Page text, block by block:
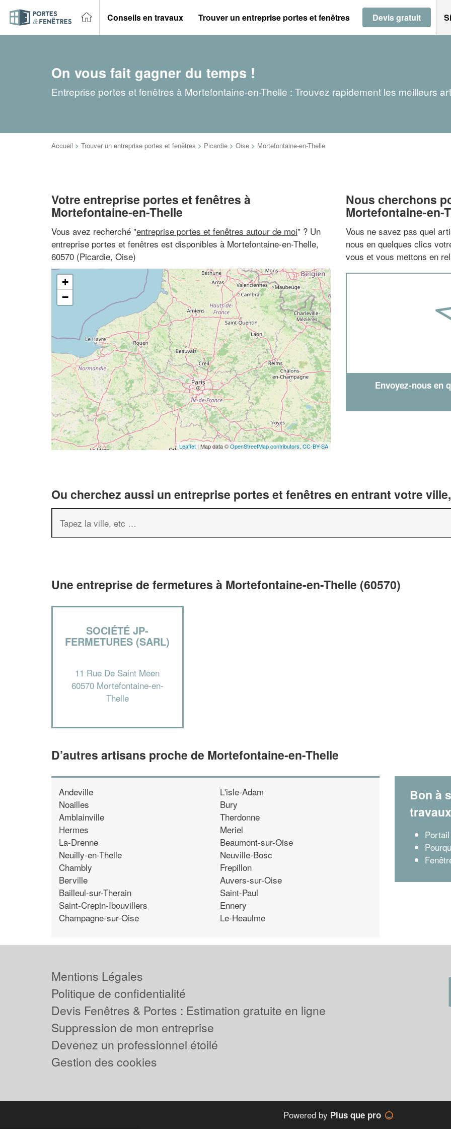
Conseils en travaux Trouver un entreprise portes et fenêtres Devis gratuit
On vous fait gagner du temps !
Entreprise portes et fenêtres à Mortefontaine-en-Thelle : Trouvez rapidement les meilleurs
Accueil > Trouver un entreprise portes et fenêtres > Picardie > Oise > Mortefontaine-en-Thelle
Votre entreprise portes et fenêtres à
Mortefontaine-en-Thelle
Vous avez recherché "entreprise portes et fenêtres autour de moi" ? Un
entreprise portes et fenêtres est disponibles à Mortefontaine-en-Thelle,
60570 (Picardie, Oise)
+
−
Leaflet | Map data ©OpenStreetMap contributors, CC-BY-SA
Nous cherchons
Mortefontaine-en-
Vous ne savez pas quel
nous en quelques clics
vous et vous mettons en
Envoyez-nous en
Ou cherchez aussi un entreprise portes et fenêtres en entrant votre
Une entreprise de fermetures à Mortefontaine-en-Thelle (60570)
SOCIÉTÉ JP-
FERMETURES (SARL)
11 Rue De Saint Meen
60570 Mortefontaine-en-
Thelle
D’autres artisans proche de Mortefontaine-en-Thelle
Andeville
Noailles
Amblainville
Hermes
La-Drenne
Neuilly-en-Thelle
Chambly
Berville
Bailleul-sur-Therain
Saint-Crepin-Ibouvillers
Champagne-sur-Oise
L'isle-Adam
Bury
Therdonne
Meriel
Beaumont-sur-Oise
Neuville-Bosc
Frepillon
Auvers-sur-Oise
Saint-Paul
Ennery
Le-Heaulme
Bon à
travaux
Mentions Légales
Politique de confidentialité
Devis Fenêtres & Portes : Estimation gratuite en ligne
Suppression de mon entreprise
Devenez un professionnel étoilé
Gestion des cookies
Powered by Plus que pro